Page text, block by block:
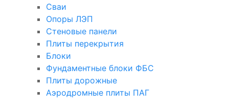
Сваи
Опоры ЛЭП
Стеновые панели
Плиты перекрытия
Блоки
Фундаментные блоки ФБС
Плиты дорожные
Аэродромные плиты ПАГ